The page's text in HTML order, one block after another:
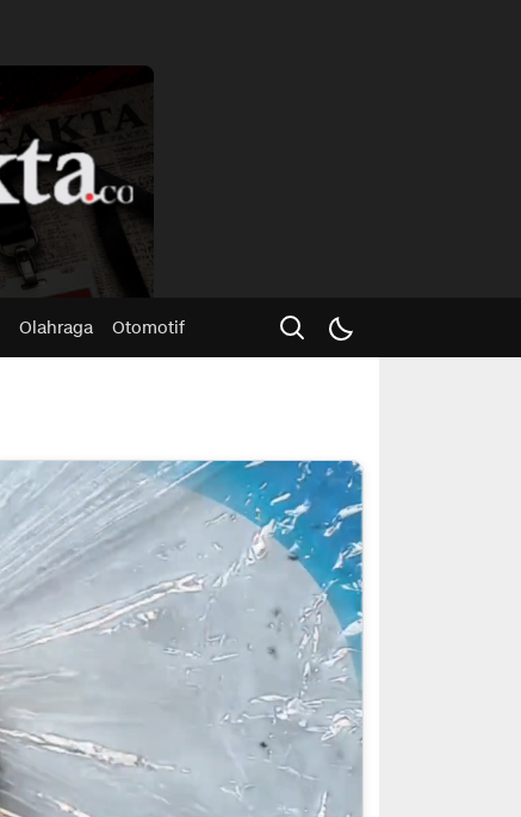
Olahraga Otomotif